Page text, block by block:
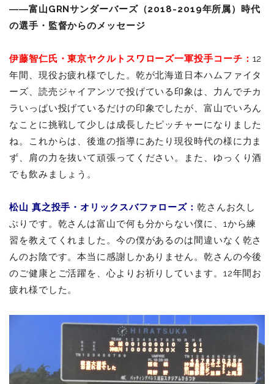
――富山GRNサンダーバーズ（2018-2019年所属）時代
の選手・監督からのメッセージ
伊藤智仁氏・東京ヤクルトスワローズ一軍投手コーチ： 12
年間、現役お疲れ様でした。乾が北海道日本ハムファイタ
ーズ、読売ジャイアンツで投げている印象は、力んでチカ
ラいっぱい投げているだけの印象でしたが、富山でいろん
なことに挑戦して少しは成長したピッチャーになりました
ね。これからは、後進の指導にあたり現役時代の様に力ま
ず、肩の力を抜いて頑張ってください。また、ゆっくり酒
でも飲みましょう。
松山 真之投手・オリックスバファローズ： 乾さんお久し
ぶりです。乾さんは富山で何も分からない僕に、1から練
習を教えてくれました。今の僕があるのは間違いなく乾さ
んのお陰です。本当に感謝しかありません。乾さんの今後
のご健康とご活躍を、心よりお祈りしています。12年間お
疲れ様でした。